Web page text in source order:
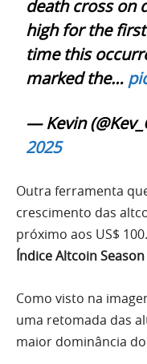
death cross on
high for the
time this
marked the…
— Kevin
2025
Outra ferramenta
crescimento das
próximo aos US$
Índice Altcoin
Como visto na
uma retomada das
maior dominância